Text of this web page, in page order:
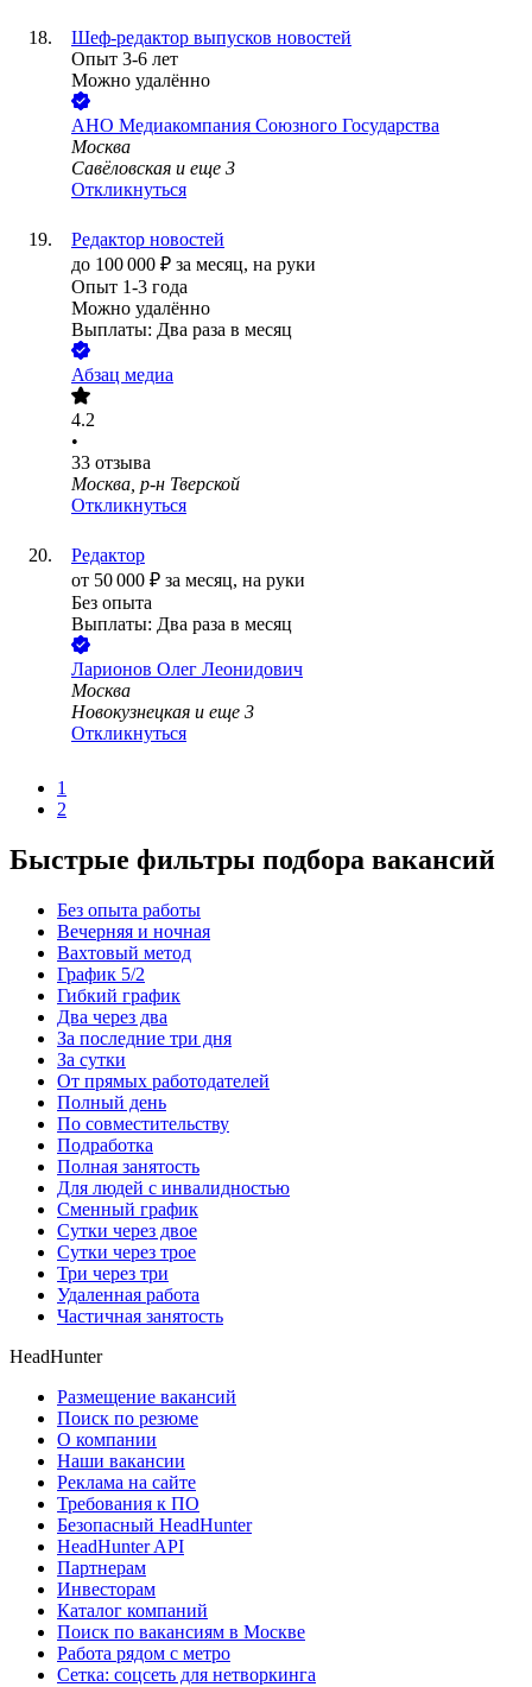
Шеф-редактор выпусков новостей
Опыт 3-6 лет
Можно удалённо
АНО Медиакомпания Союзного Государства
Москва
Савёловская и еще 3
Откликнуться
Редактор новостей
до 100 000 ₽ за месяц, на руки
Опыт 1-3 года
Можно удалённо
Выплаты: Два раза в месяц
Абзац медиа
4.2
•
33 отзыва
Москва, р-н Тверской
Откликнуться
Редактор
от 50 000 ₽ за месяц, на руки
Без опыта
Выплаты: Два раза в месяц
Ларионов Олег Леонидович
Москва
Новокузнецкая и еще 3
Откликнуться
1
2
Быстрые фильтры подбора вакансий
Без опыта работы
Вечерняя и ночная
Вахтовый метод
График 5/2
Гибкий график
Два через два
За последние три дня
За сутки
От прямых работодателей
Полный день
По совместительству
Подработка
Полная занятость
Для людей с инвалидностью
Сменный график
Сутки через двое
Сутки через трое
Три через три
Удаленная работа
Частичная занятость
HeadHunter
Размещение вакансий
Поиск по резюме
О компании
Наши вакансии
Реклама на сайте
Требования к ПО
Безопасный HeadHunter
HeadHunter API
Партнерам
Инвесторам
Каталог компаний
Поиск по вакансиям в Москве
Работа рядом с метро
Сетка: соцсеть для нетворкинга